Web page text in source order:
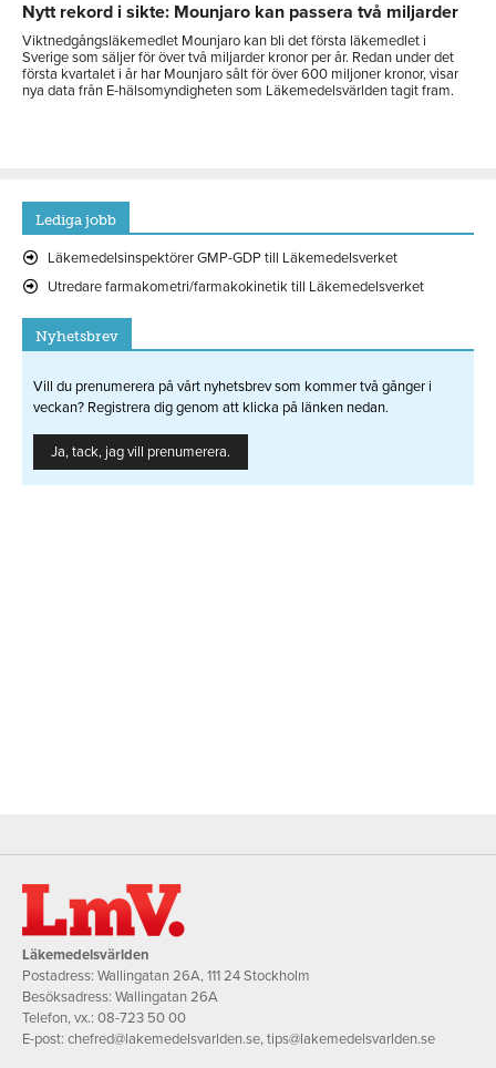
Nytt rekord i sikte: Mounjaro kan passera två miljarder
Viktnedgångsläkemedlet Mounjaro kan bli det första läkemedlet i
Sverige som säljer för över två miljarder kronor per år. Redan under det
första kvartalet i år har Mounjaro sålt för över 600 miljoner kronor, visar
nya data från E-hälsomyndigheten som Läkemedelsvärlden tagit fram.
Lediga jobb
Läkemedelsinspektörer GMP-GDP till Läkemedelsverket
Utredare farmakometri/farmakokinetik till Läkemedelsverket
Nyhetsbrev
Vill du prenumerera på vårt nyhetsbrev som kommer två gånger i
veckan? Registrera dig genom att klicka på länken nedan.
Ja, tack, jag vill prenumerera.
Läkemedelsvärlden
Postadress: Wallingatan 26A, 111 24 Stockholm
Besöksadress: Wallingatan 26A
Telefon, vx.: 08-723 50 00
E-post: chefred@lakemedelsvarlden.se,tips@lakemedelsvarlden.se